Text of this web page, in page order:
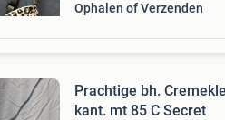
Ophalen of Verzenden
Prachtige bh.
kant. mt 85 C Secret